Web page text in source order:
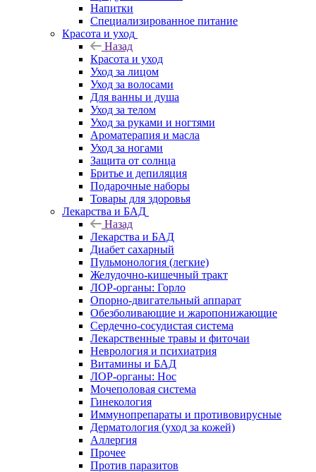
Напитки
Специализированное питание
Красота и уход
Назад
Красота и уход
Уход за лицом
Уход за волосами
Для ванны и душа
Уход за телом
Уход за руками и ногтями
Ароматерапия и масла
Уход за ногами
Защита от солнца
Бритье и депиляция
Подарочные наборы
Товары для здоровья
Лекарства и БАД
Назад
Лекарства и БАД
Диабет сахарный
Пульмонология (легкие)
Желудочно-кишечный тракт
ЛОР-органы: Горло
Опорно-двигательный аппарат
Обезболивающие и жаропонижающие
Сердечно-сосудистая система
Лекарственные травы и фиточаи
Неврология и психиатрия
Витамины и БАД
ЛОР-органы: Нос
Мочеполовая система
Гинекология
Иммунопрепараты и противовирусные
Дерматология (уход за кожей)
Аллергия
Прочее
Против паразитов